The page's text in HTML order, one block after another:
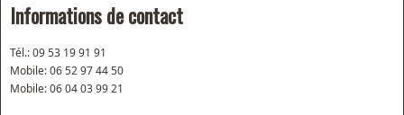
Informations de contact
Tél.: 09 53 19 91 91
Mobile: 06 52 97 44 50
Mobile: 06 04 03 99 21